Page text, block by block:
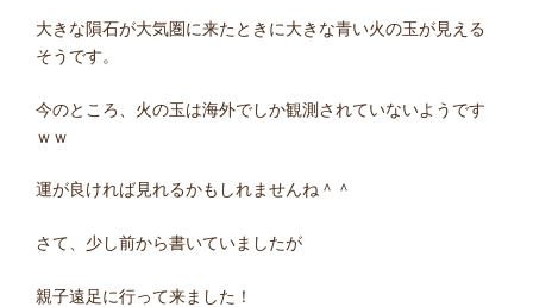
大きな隕石が大気圏に来たときに大きな青い火の玉が見える
そうです。
今のところ、火の玉は海外でしか観測されていないようです
ｗｗ
運が良ければ見れるかもしれませんね＾＾
さて、少し前から書いていましたが
親子遠足に行って来ました！